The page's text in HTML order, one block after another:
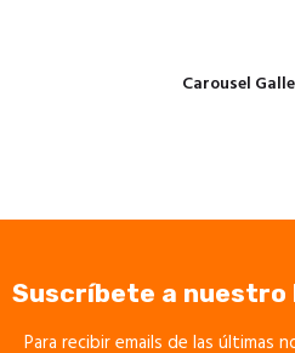
Carousel
Suscríbete a
Para recibir emails de las últimas